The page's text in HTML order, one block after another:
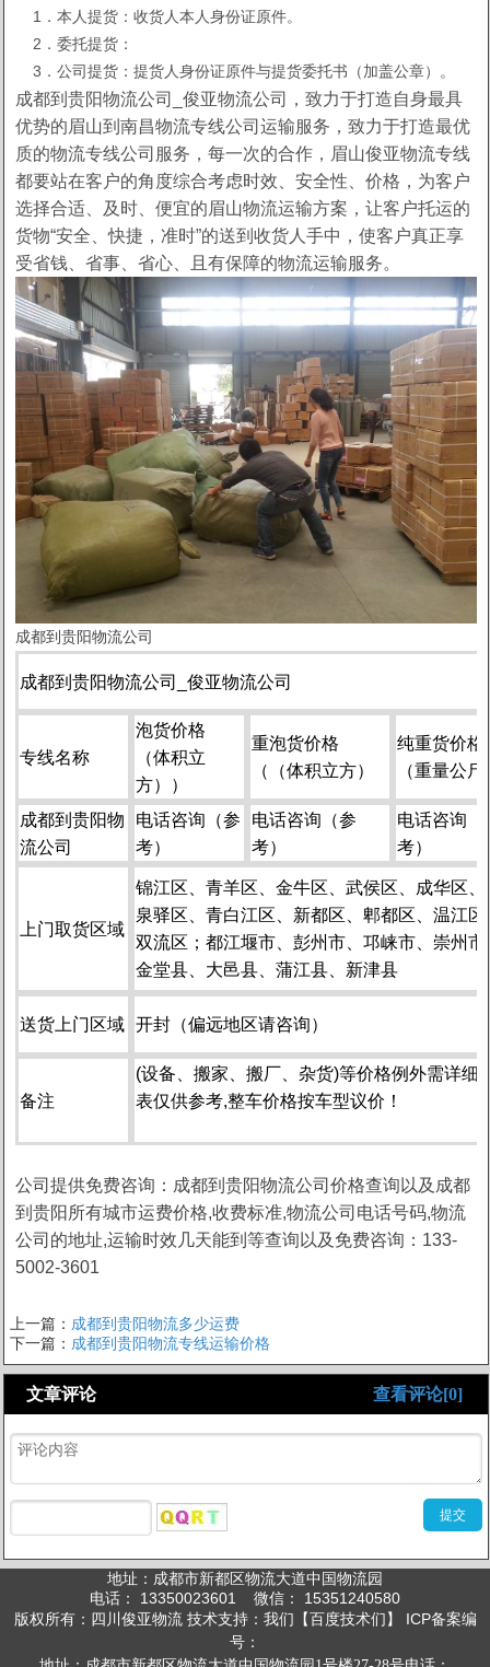
1．本人提货：收货人本人身份证原件。
2．委托提货：
3．公司提货：提货人身份证原件与提货委托书（加盖公章）。
成都到贵阳物流公司_俊亚物流公司，致力于打造自身最具
优势的眉山到南昌物流专线公司运输服务，致力于打造最优
质的物流专线公司服务，每一次的合作，眉山俊亚物流专线
都要站在客户的角度综合考虑时效、安全性、价格，为客户
选择合适、及时、便宜的眉山物流运输方案，让客户托运的
货物“安全、快捷，准时”的送到收货人手中，使客户真正享
受省钱、省事、省心、且有保障的物流运输服务。
成都到贵阳物流公司
成都到贵阳物流公司_俊亚物流公司
专线名称
泡货价格
（体积立
方））
重泡货价格
（（体积立方）
纯重货价格
（重量公斤
成都到贵阳物
流公司
电话咨询（参
考）
电话咨询（参
考）
电话咨询（
考）
上门取货区域
锦江区、青羊区、金牛区、武侯区、成华区、
泉驿区、青白江区、新都区、郫都区、温江区
双流区；都江堰市、彭州市、邛崃市、崇州市
金堂县、大邑县、蒲江县、新津县
送货上门区域 开封（偏远地区请咨询）
备注
(设备、搬家、搬厂、杂货)等价格例外需详细
表仅供参考,整车价格按车型议价！
公司提供免费咨询： 成都到贵阳物流公司价格查询 以及成都
到贵阳所有城市运费价格,收费标准,物流公司电话号码,物流
公司的地址,运输时效几天能到等查询以及免费咨询：133-
5002-3601
上一篇： 成都到贵阳物流多少运费
下一篇： 成都到贵阳物流专线运输价格
查看评论[0]
文章评论
地址：成都市新都区物流大道中国物流园
电话： 13350023601 微信： 15351240580
版权所有：四川俊亚物流 技术支持：我们【百度技术们】 ICP备案编
号：